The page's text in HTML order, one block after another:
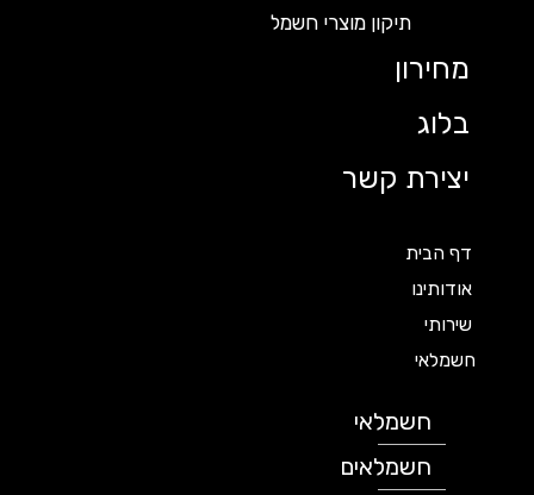
תיקון מוצרי חשמל
מחירון
בלוג
יצירת קשר
דף הבית
אודותינו
שירותי
חשמלאי
חשמלאי
חשמלאים